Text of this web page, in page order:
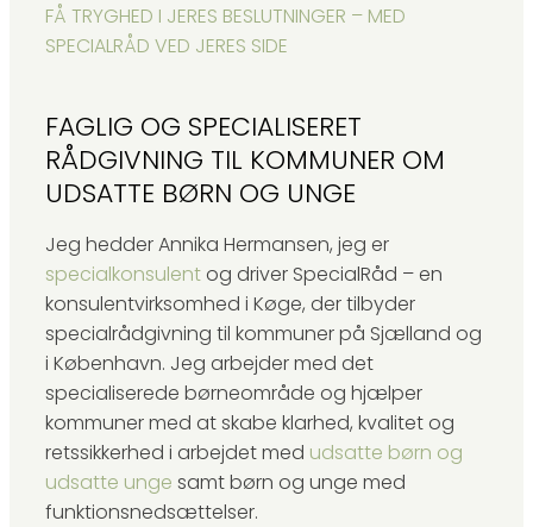
FÅ TRYGHED I JERES BESLUTNINGER – MED
SPECIALRÅD VED JERES SIDE
FAGLIG OG SPECIALISERET
RÅDGIVNING TIL KOMMUNER OM
UDSATTE BØRN OG UNGE
Jeg hedder Annika Hermansen, jeg er
specialkonsulentog driver SpecialRåd – en
konsulentvirksomhed i Køge, der tilbyder
specialrådgivning til kommuner på Sjælland og
i København. Jeg arbejder med det
specialiserede børneområde og hjælper
kommuner med at skabe klarhed, kvalitet og
retssikkerhed i arbejdet med udsatte børn og
udsatte unge samt børn og unge med
funktionsnedsættelser.